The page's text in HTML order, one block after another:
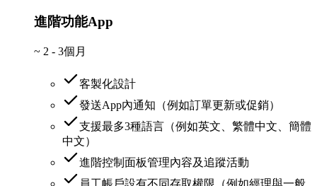
進階功能App
~ 2 - 3個月
客製化設計
發送App內通知（例如訂單更新或促銷）
支援最多3種語言（例如英文、繁體中文、簡體
中文）
進階控制面板管理內容及追蹤活動
員工帳戶設有不同存取權限（例如經理與一般